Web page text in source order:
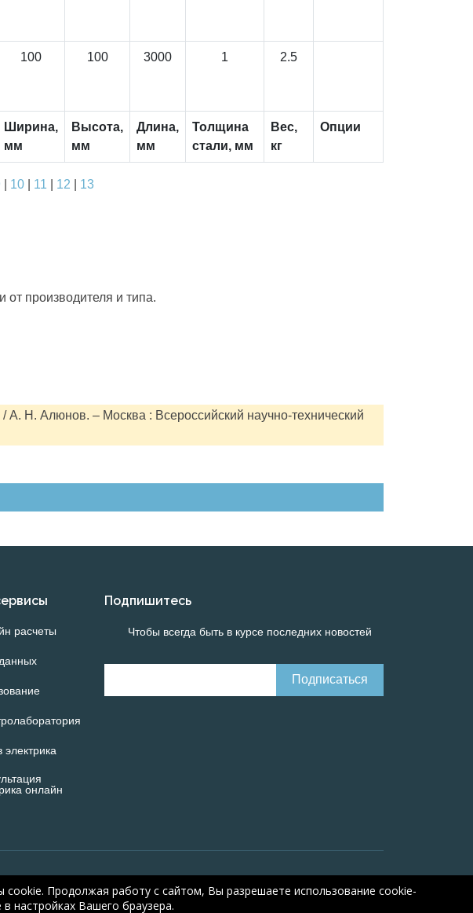
100 100 3000 1 2.5
Ширина,
мм
Высота,
мм
Длина,
мм
Толщина
стали, мм
Вес,
кг
Опции
10| 11 12 13
производителя и типа.
Н. Алюнов. – Москва : Всероссийский научно-технический
расчеты
электрика
онлайн
Подпишитесь
Чтобы всегда быть в курсе последних новостей
electric.ru, 2008-2026
Продолжая работу с сайтом, Вы разрешаете использование cookie-
настройках Вашего браузера.